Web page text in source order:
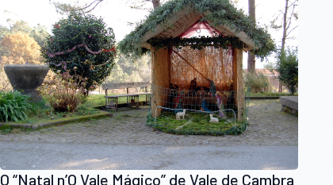
O “Natal n’O Vale Mágico” de Vale de Cambra